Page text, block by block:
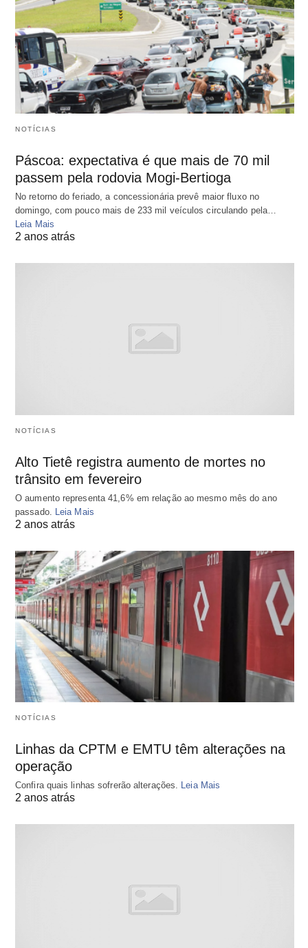
NOTÍCIAS
Páscoa: expectativa é que mais de 70 mil
passem pela rodovia Mogi-Bertioga
No retorno do feriado, a concessionária prevê maior fluxo no
domingo, com pouco mais de 233 mil veículos circulando pela…
Leia Mais
2 anos atrás
NOTÍCIAS
Alto Tietê registra aumento de mortes no
trânsito em fevereiro
O aumento representa 41,6% em relação ao mesmo mês do ano
passado.
Leia Mais
2 anos atrás
NOTÍCIAS
Linhas da CPTM e EMTU têm alterações na
operação
Confira quais linhas sofrerão alterações. Leia Mais
2 anos atrás